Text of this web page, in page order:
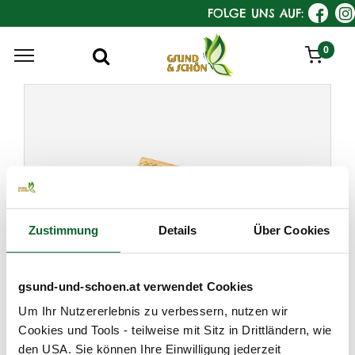
Zustimmung Details Über Cookies
gsund-und-schoen.at verwendet Cookies
Um Ihr Nutzererlebnis zu verbessern, nutzen wir
Cookies und Tools - teilweise mit Sitz in Drittländern, wie
den USA. Sie können Ihre Einwilligung jederzeit
FOLGE UNS AUF:
0
KostKamm
Handbürste, klassische
Form, Buche